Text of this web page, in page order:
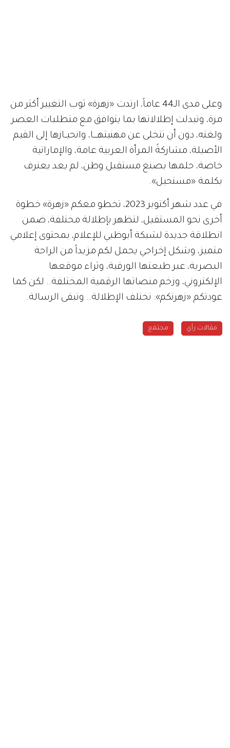
وعلى مدى الـ44 عاماً، ارتدت «زهرة» ثوب التغيير أكثر من
مرة، وتبدلت إطلالاتها بما يتوافق مع متطلبات العصر
ولغته، دون أن تتخلى عن مهنيتهــــا، وانحيــازها إلى القيم
الأصيلة، مشاركةً المرأة العربية عامة، والإماراتية
خاصة، حلمها بصنع مستقبل وطن، لم يعد يعترف
بكلمة «مستحيل».
في عدد شهر أكتوبر 2023، تخطو معكم «زهرة» خطوة
أخرى نحو المستقبل، لتظهر بإطلالة مختلفة، ضمن
انطلاقة جديدة لشبكة أبوظبي للإعلام، بمحتوى إعلامي
متميز، وشكل إخراجي يحمل لكم مزيداً من الراحة
البصرية، عبر طبعتها الورقية، وثراء موقعها
الإلكتروني، وزخم منصاتها الرقمية المختلفة.. لكن كما
عودتكم «زهرتكم»: تختلف الإطلالة.. وتبقى الرسالة.
مقالات رأي مجتمع